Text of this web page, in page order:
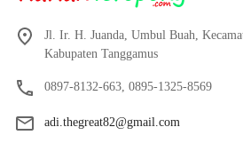
Jl. Ir. H. Juanda, Umbul Buah,
Kabupaten Tanggamus
0897-8132-663, 0895-1325-8569
adi.thegreat82@gmail.com